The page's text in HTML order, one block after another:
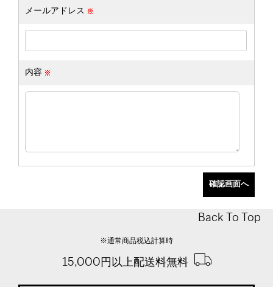
メールアドレス
内容
Back To Top
※通常商品税込計算時
15,000円以上配送料無料